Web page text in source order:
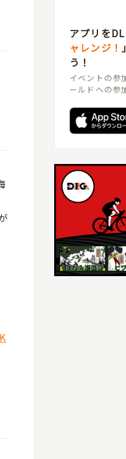
アプリを
ャレンジ！
う！
イベントの参
ールドへの参